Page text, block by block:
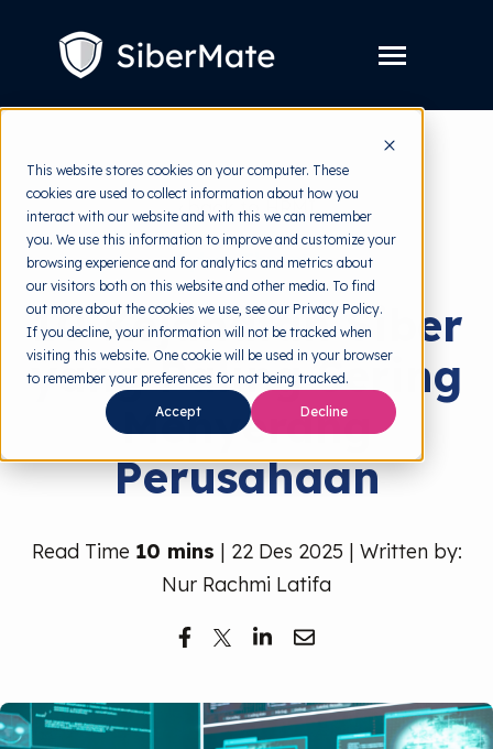
This website stores cookies on your computer. These
cookies are used to collect information about how you
interact with our website and with this we can remember
you. We use this information to improve and customize your
browsing experience and for analytics and metrics about
our visitors both on this website and other media. To find
out more about the cookies we use, see our Privacy Policy.
If you decline, your information will not be tracked when
visiting this website. One cookie will be used in your browser
to remember your preferences for not being tracked.
Accept Decline
Toggle
Layanan
children
for
Layanan
Harga
Resources Toggle
children
for
Resources
Tools Gratis Toggle
children
for
Tools
Tentang
Coba Gratis
back to HRMI
Cyber Threats
10 Kejahatan Siber
yang Paling Sering
Menyerang
Perusahaan
Read Time 10 mins | 22 Des 2025 | Written by:
Nur Rachmi Latifa